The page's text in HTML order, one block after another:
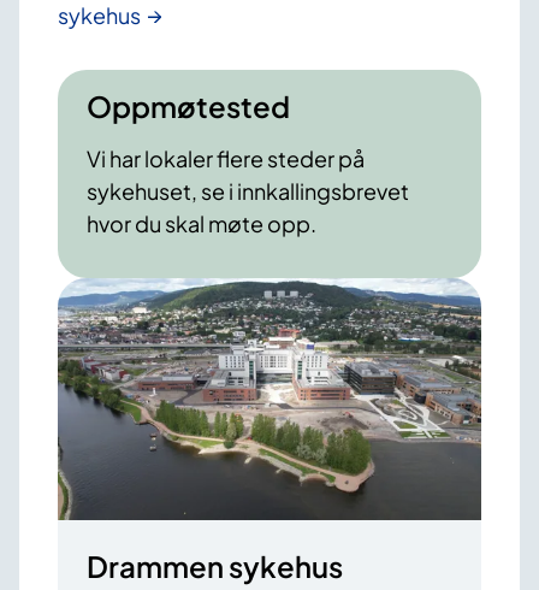
sykehus
Oppmøtested
Vi har lokaler flere steder på
sykehuset, se i innkallingsbrevet
hvor du skal møte opp.
Drammen sykehus